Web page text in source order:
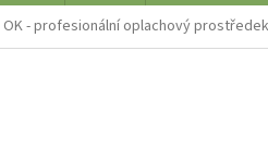
OK - profesionální oplachový